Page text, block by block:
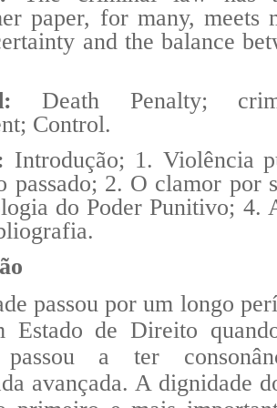
paper, for many, meets
and the balance
Death Penalty;
Control.
Introdução; 1. Violência
passado; 2. O clamor por
do Poder Punitivo; 4.
passou por um longo
Estado de Direito
passou a ter
avançada. A dignidade